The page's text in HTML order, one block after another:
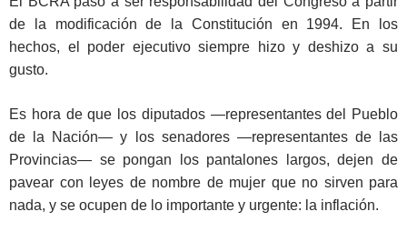
de la modificación de la Constitución en 1994. En los
hechos, el poder ejecutivo siempre hizo y deshizo a su
gusto.
Es hora de que los diputados —representantes del Pueblo
de la Nación— y los senadores —representantes de las
Provincias— se pongan los pantalones largos, dejen de
pavear con leyes de nombre de mujer que no sirven para
nada, y se ocupen de lo importante y urgente: la inflación.